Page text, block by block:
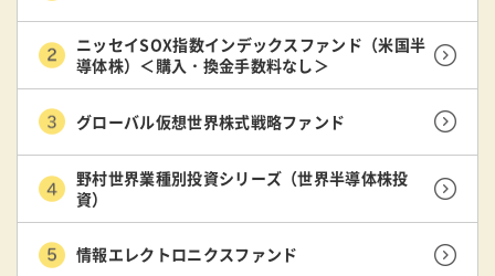
ニッセイSOX指数インデックスファンド（米国半
導体株）＜購入・換金手数料なし＞
グローバル仮想世界株式戦略ファンド
野村世界業種別投資シリーズ（世界半導体株投
資）
情報エレクトロニクスファンド